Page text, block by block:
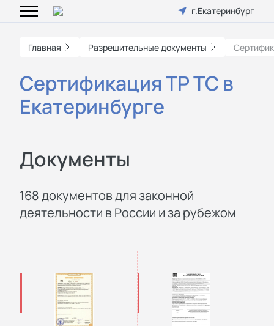
г.Екатеринбург
Главная Разрешительные документы
Сертификация ТР ТС в
Екатеринбурге
Документы
168 документов для законной
деятельности в России и за рубежом